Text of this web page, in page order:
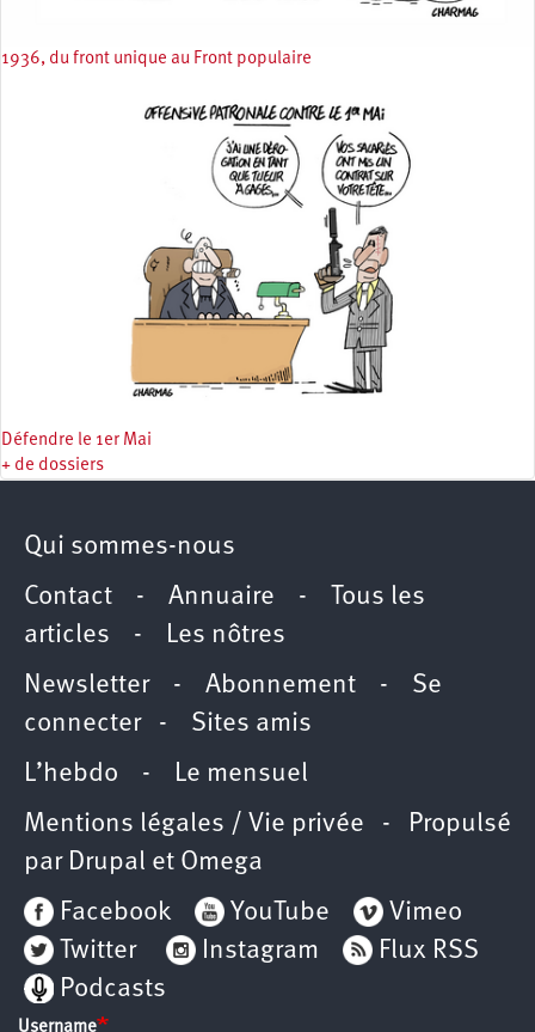
1936, du front unique au Front populaire
Défendre le 1er Mai
+ de dossiers
Qui sommes-nous
Contact - Annuaire - Tous les
articles -
Les nôtres
Newsletter- Abonnement - Se
connecter- Sites amis
L’hebdo -
Le mensuel
Mentions légales / Vie privée - Propulsé
par Drupal et Omega
Facebook
YouTube
Vimeo
Twitter
Instagram
Flux RSS
Podcasts
Username